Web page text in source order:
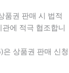
품권 판매 시 법적
에 적극 협조합니
상품권 판매 신청